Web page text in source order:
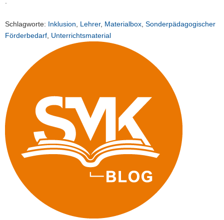
Schlagworte: Inklusion Lehrer, Materialbox Sonderpädagogischer
Förderbedarf Unterrichtsmaterial